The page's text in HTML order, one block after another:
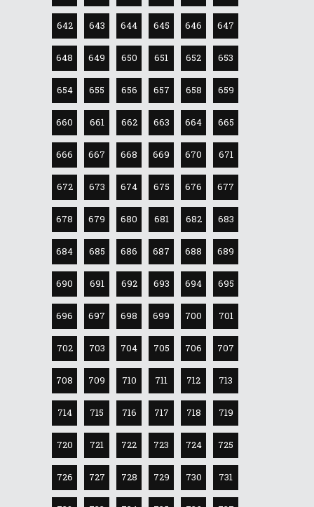
642 643 644 645 646 647
648 649 650 651 652 653
654 655 656 657 658 659
660 661 662 663 664 665
666 667 668 669 670 671
672 673 674 675 676 677
678 679 680 681 682 683
684 685 686 687 688 689
690 691 692 693 694 695
696 697 698 699 700 701
702 703 704 705 706 707
708 709 710 711 712 713
714 715 716 717 718 719
720 721 722 723 724 725
726 727 728 729 730 731